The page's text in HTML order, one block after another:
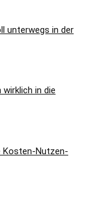
unterwegs in der
wirklich in die
Kosten-Nutzen-